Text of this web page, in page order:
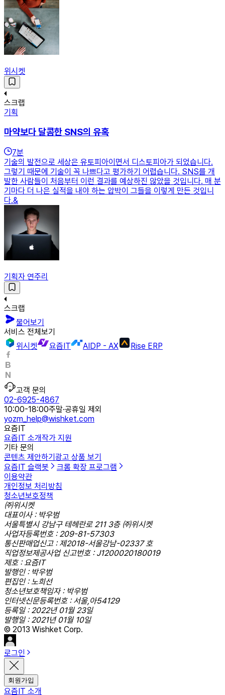
위시켓
스크랩
기획
마약보다 달콤한 SNS의 유혹
7분
기술의 발전으로 세상은 유토피아이면서 디스토피아가 되었습니다.
그렇기 때문에 기술이 꼭 나쁘다고 평가하기 어렵습니다. SNS를 개
발한 사람들이 처음부터 이런 결과를 예상하진 않았을 것입니다. 매 분
기마다 더 나은 실적을 내야 하는 압박이 그들을 이렇게 만든 것입니
다.&
기획자 연주리
스크랩
물어보기
서비스 전체보기
위시켓
요즘IT AIDP - AX Rise ERP
고객 문의
02-6925-4867
10:00-18:00주말·공휴일 제외
yozm_help@wishket.com
요즘IT
요즘IT 소개작가 지원
기타 문의
콘텐츠 제안하기 광고 상품 보기
요즘IT 슬랙봇
크롬 확장 프로그램
이용약관
개인정보 처리방침
청소년보호정책
㈜위시켓
대표이사 : 박우범
서울특별시 강남구 테헤란로 211 3층 ㈜위시켓
사업자등록번호 : 209-81-57303
통신판매업신고 : 제2018-서울강남-02337 호
직업정보제공사업 신고번호 : J1200020180019
제호 : 요즘IT
발행인 : 박우범
편집인 : 노희선
청소년보호책임자 : 박우범
인터넷신문등록번호 : 서울,아54129
등록일 : 2022년 01월 23일
발행일 : 2021년 01월 10일
© 2013 Wishket Corp.
로그인
회원가입
요즘IT 소개